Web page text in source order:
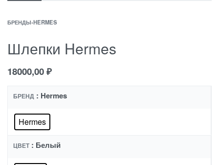
БРЕНДЫ›HERMES
Шлепки Hermes
18000,00₽
БРЕНД : Hermes
Hermes
ЦВЕТ : Белый